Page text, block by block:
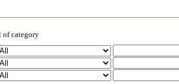
of category